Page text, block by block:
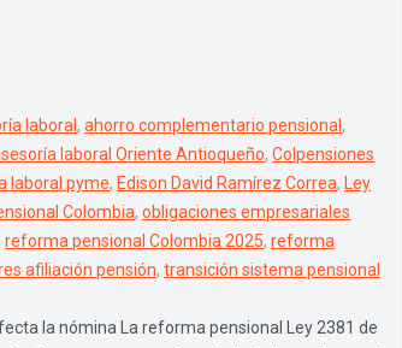
laboral , ahorro complementario pensional ,
laboral Oriente Antioqueño, Colpensiones
laboral pyme, Edison David Ramírez Correa, Ley
Colombia, obligaciones empresariales
reforma pensional Colombia 2025, reforma
afiliación pensión, transición sistema pensional
la nómina La reforma pensional Ley 2381 de